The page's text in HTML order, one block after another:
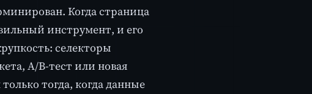
Когда страница
инструмент, и его
селекторы
A/B-тест или новая
тогда, когда данные